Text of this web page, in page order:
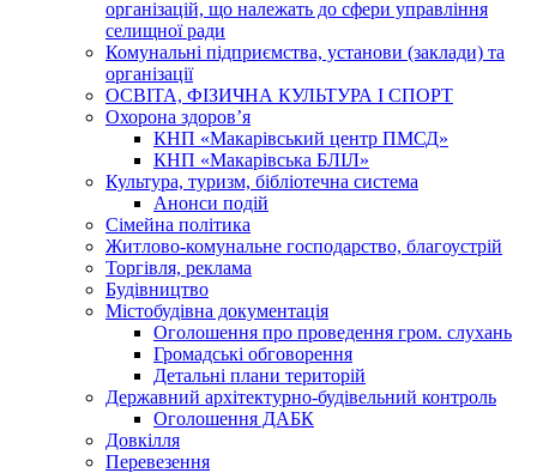
організацій, що належать до сфери управління
селищної ради
Комунальні підприємства, установи (заклади) та
організації
ОСВІТА, ФІЗИЧНА КУЛЬТУРА І СПОРТ
Охорона здоров’я
КНП «Макарівський центр ПМСД»
КНП «Макарівська БЛІЛ»
Культура, туризм, бібліотечна система
Анонси подій
Сімейна політика
Житлово-комунальне господарство, благоустрій
Торгівля, реклама
Будівництво
Містобудівна документація
Оголошення про проведення гром. слухань
Громадські обговорення
Детальні плани територій
Державний архітектурно-будівельний контроль
Оголошення ДАБК
Довкілля
Перевезення